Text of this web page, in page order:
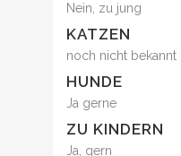
Nein, zu jung
KATZEN
noch nicht bekannt
HUNDE
Ja gerne
ZU KINDERN
Ja, gern